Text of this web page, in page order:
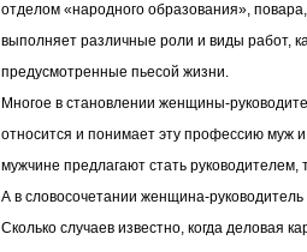
отделом «народного образования»,
выполняет различные роли и виды работ,
предусмотренные пьесой жизни.
Многое в становлении женщины-
относится и понимает эту профессию муж
мужчине предлагают стать руководителем,
А в словосочетании женщина-
Сколько случаев известно, когда деловая